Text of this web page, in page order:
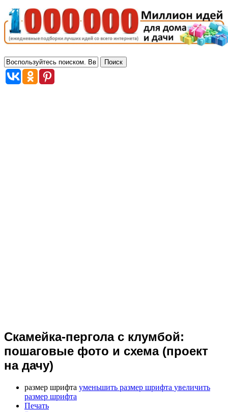
Скамейка-пергола с клумбой:
пошаговые фото и схема (проект
на дачу)
размер шрифта уменьшить размер шрифта увеличить
размер шрифта
Печать